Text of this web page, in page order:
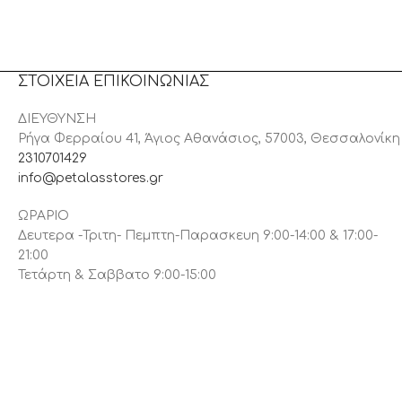
ΣΤΟΙΧΕΙΑ ΕΠΙΚΟΙΝΩΝΙΑΣ
ΔΙΕΥΘΥΝΣΗ
Ρήγα Φερραίου 41, Άγιος Αθανάσιος, 57003, Θεσσαλονίκη
2310701429
info@petalasstores.gr
ΩΡΑΡΙΟ
Δευτερα -Τριτη- Πεμπτη-Παρασκευη 9:00-14:00 & 17:00-
21:00
Τετάρτη & Σαββατο 9:00-15:00